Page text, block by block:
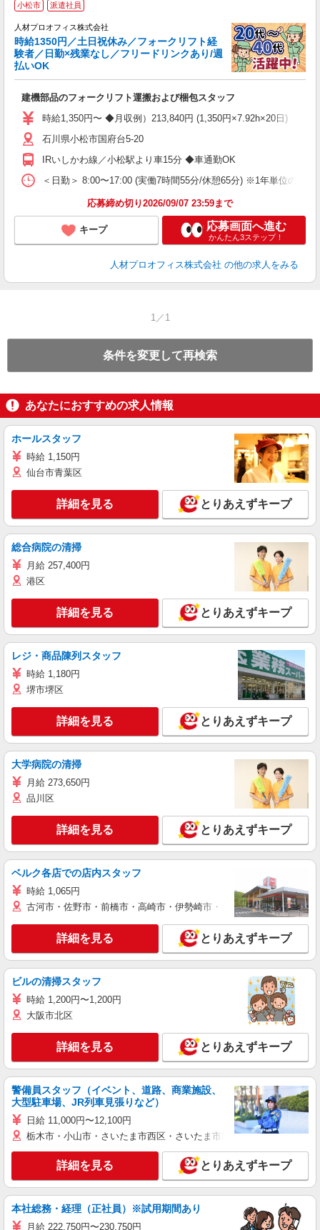
小松市 派遣社員
人材プロオフィス株式会社
時給1350円／土日祝休み／フォークリフト経
験者／日勤×残業なし／フリードリンクあり/週
払いOK
建機部品のフォークリフト運搬および梱包スタッフ
時給1,350円〜 ◆月収例）213,840円 (1,350円×7.92h×20日)
石川県小松市国府台5-20
IRいしかわ線／小松駅より車15分 ◆車通勤OK
＜日勤＞ 8:00〜17:00 (実働7時間55分/休憩65分) ※1年単位の
応募締め切り2026/09/07 23:59まで
キープ 応募画面へ進む
かんたん3ステップ！
人材プロオフィス株式会社 の他の求人をみる
1／1
条件を変更して再検索
あなたにおすすめの求人情報
ホールスタッフ
時給 1,150円
仙台市青葉区
詳細を見る とりあえずキープ
総合病院の清掃
月給 257,400円
港区
詳細を見る とりあえずキープ
レジ・商品陳列スタッフ
時給 1,180円
堺市堺区
詳細を見る とりあえずキープ
大学病院の清掃
月給 273,650円
品川区
詳細を見る とりあえずキープ
ベルク各店での店内スタッフ
時給 1,065円
古河市・佐野市・前橋市・高崎市・伊勢崎市・太田市・館林市・藤
詳細を見る とりあえずキープ
ビルの清掃スタッフ
時給 1,200円〜1,200円
大阪市北区
詳細を見る とりあえずキープ
警備員スタッフ（イベント、道路、商業施設、
大型駐車場、JR列車見張りなど）
日給 11,000円〜12,100円
栃木市・小山市・さいたま市西区・さいたま市岩槻区・久喜市・蓮田
詳細を見る とりあえずキープ
本社総務・経理（正社員）※試用期間あり
月給 222,750円〜230,750円